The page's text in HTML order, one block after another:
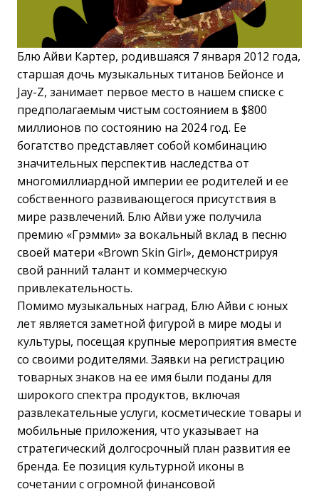
Блю Айви Картер, родившаяся 7 января 2012 года,
старшая дочь музыкальных титанов Бейонсе и
Jay-Z, занимает первое место в нашем списке с
предполагаемым чистым состоянием в $800
миллионов по состоянию на 2024 год. Ее
богатство представляет собой комбинацию
значительных перспектив наследства от
многомиллиардной империи ее родителей и ее
собственного развивающегося присутствия в
мире развлечений. Блю Айви уже получила
премию «Грэмми» за вокальный вклад в песню
своей матери «Brown Skin Girl», демонстрируя
свой ранний талант и коммерческую
привлекательность.
Помимо музыкальных наград, Блю Айви с юных
лет является заметной фигурой в мире моды и
культуры, посещая крупные мероприятия вместе
со своими родителями. Заявки на регистрацию
товарных знаков на ее имя были поданы для
широкого спектра продуктов, включая
развлекательные услуги, косметические товары и
мобильные приложения, что указывает на
стратегический долгосрочный план развития ее
бренда. Ее позиция культурной иконы в
сочетании с огромной финансовой